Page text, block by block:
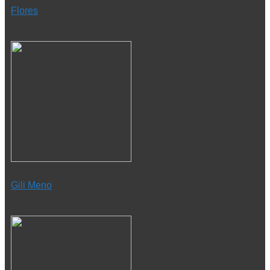
Flores
Gili Meno